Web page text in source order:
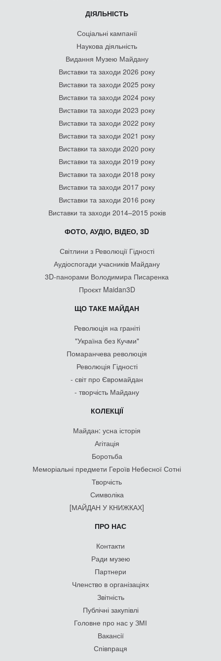
ДІЯЛЬНІСТЬ
Соціальні кампанії
Наукова діяльність
Видання Музею Майдану
Виставки та заходи 2026 року
Виставки та заходи 2025 року
Виставки та заходи 2024 року
Виставки та заходи 2023 року
Виставки та заходи 2022 року
Виставки та заходи 2021 року
Виставки та заходи 2020 року
Виставки та заходи 2019 року
Виставки та заходи 2018 року
Виставки та заходи 2017 року
Виставки та заходи 2016 року
Виставки та заходи 2014–2015 років
ФОТО, АУДІО, ВІДЕО, 3D
Світлини з Революції Гідності
Аудіоспогади учасників Майдану
3D-панорами Володимира Писаренка
Проєкт Maidan3D
ЩО ТАКЕ МАЙДАН
Революція на граніті
"Україна без Кучми"
Помаранчева революція
Революція Гідності
- світ про Євромайдан
- творчість Майдану
КОЛЕКЦІЇ
Майдан: усна історія
Агітація
Боротьба
Меморіальні предмети Героїв Небесної Сотні
Творчість
Символіка
[МАЙДАН У КНИЖКАХ]
ПРО НАС
Контакти
Ради музею
Партнери
Членство в організаціях
Звітність
Публічні закупівлі
Головне про нас у ЗМІ
Вакансії
Співпраця